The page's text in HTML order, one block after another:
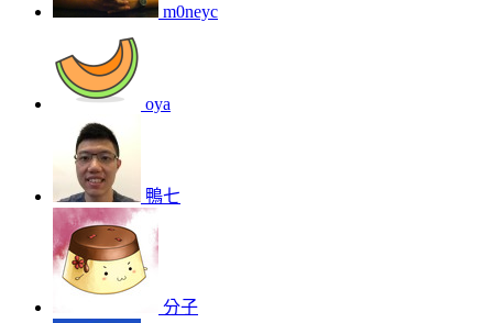
m0neyc
oya
鴨七
分子